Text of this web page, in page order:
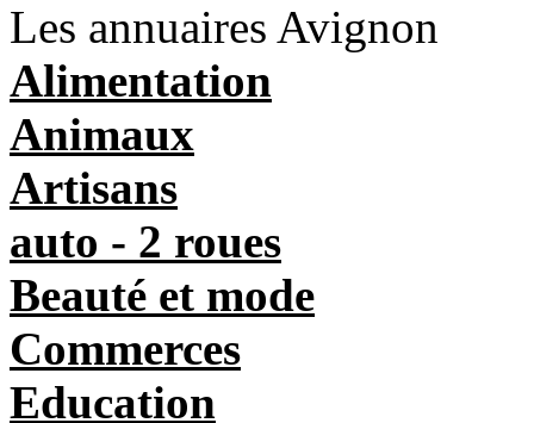
Les annuaires Avignon
Alimentation
Animaux
Artisans
auto - 2 roues
Beauté et mode
Commerces
Education